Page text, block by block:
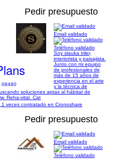
Pedir presupuesto
08480
Email validado
Teléfono validado
Soy slauka triler,
interiorista y paisajista.
Junto con mi equipo
de profesionales de
más de 15 años de
experiencia en el arte
y la técnica de
soluciones aptas al hábitat de
Reha-vital. Cat
1 veces contratado en Cronoshare
Pedir presupuesto
Email validado
Teléfono validado